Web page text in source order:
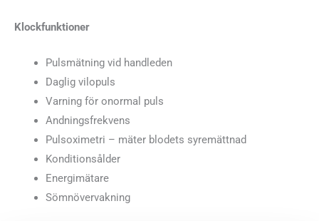
Klockfunktioner
Pulsmätning vid handleden
Daglig vilopuls
Varning för onormal puls
Andningsfrekvens
Pulsoximetri – mäter blodets syremättnad
Konditionsålder
Energimätare
Sömnövervakning